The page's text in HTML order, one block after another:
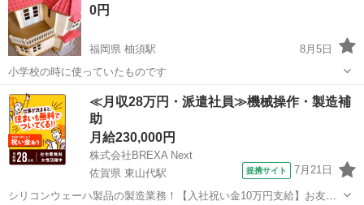
0円
福岡県 柚須駅
8月5日
小学校の時に使っていたものです
福岡 糟屋郡 柚須駅 おもちゃ シルバニアファミリー
≪月収28万円・派遣社員≫機械操作・製造補
助
月給230,000円
株式会社BREXA Next
佐賀県 東山代駅
提携サイト 7月21日
シリコンウェーハ製品の製造業務！【入社祝い金10万円支給】お友達